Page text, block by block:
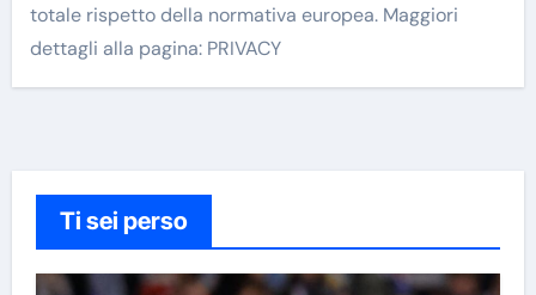
totale rispetto della normativa europea. Maggiori
dettagli alla pagina: PRIVACY
Ti sei perso